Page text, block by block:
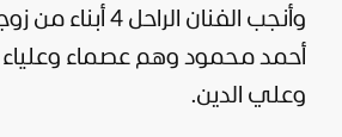
وأنجب الفنان الراحل
أحمد محمود وهم عصماء وعلياء
وعلي الدين.